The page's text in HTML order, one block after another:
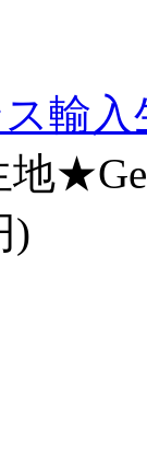
輸
)